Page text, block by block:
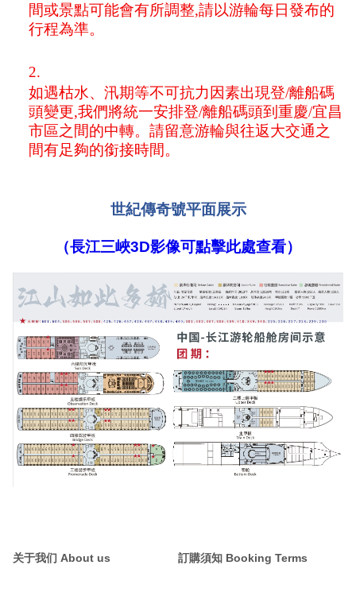
間或景點可能會有所調整,請以游輪每日發布的
行程為準。
如遇枯水、汛期等不可抗力因素出現登/離船碼
頭變更,我們將統一安排登/離船碼頭到重慶/宜昌
市區之間的中轉。請留意游輪與往返大交通之
間有足夠的銜接時間。
世紀傳奇號平面展示
（長江三峽3D影像可點擊此處查看）
关于我们 About us 訂購須知 Booking Terms